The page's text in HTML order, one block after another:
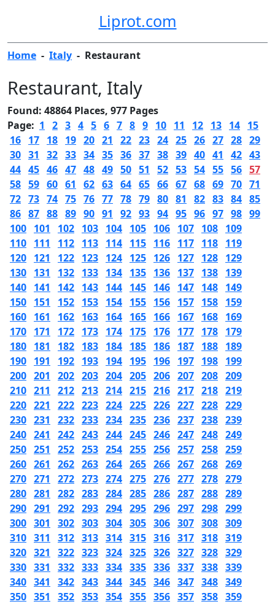
Liprot.com
Home - Italy - Restaurant
Restaurant, Italy
Found: 48864 Places, 977 Pages
Page: 1 2 3 4 5 6 7 8 9 10 11 12 13 14 15
16 17 18 19 20 21 22 23 24 25 26 27 28 29
30 31 32 33 34 35 36 37 38 39 40 41 42 43
44 45 46 47 48 49 50 51 52 53 54 55 56 57
58 59 60 61 62 63 64 65 66 67 68 69 70 71
72 73 74 75 76 77 78 79 80 81 82 83 84 85
86 87 88 89 90 91 92 93 94 95 96 97 98 99
100 101 102 103 104 105 106 107 108 109
110 111 112 113 114 115 116 117 118 119
120 121 122 123 124 125 126 127 128 129
130 131 132 133 134 135 136 137 138 139
140 141 142 143 144 145 146 147 148 149
150 151 152 153 154 155 156 157 158 159
160 161 162 163 164 165 166 167 168 169
170 171 172 173 174 175 176 177 178 179
180 181 182 183 184 185 186 187 188 189
190 191 192 193 194 195 196 197 198 199
200 201 202 203 204 205 206 207 208 209
210 211 212 213 214 215 216 217 218 219
220 221 222 223 224 225 226 227 228 229
230 231 232 233 234 235 236 237 238 239
240 241 242 243 244 245 246 247 248 249
250 251 252 253 254 255 256 257 258 259
260 261 262 263 264 265 266 267 268 269
270 271 272 273 274 275 276 277 278 279
280 281 282 283 284 285 286 287 288 289
290 291 292 293 294 295 296 297 298 299
300 301 302 303 304 305 306 307 308 309
310 311 312 313 314 315 316 317 318 319
320 321 322 323 324 325 326 327 328 329
330 331 332 333 334 335 336 337 338 339
340 341 342 343 344 345 346 347 348 349
350 351 352 353 354 355 356 357 358 359